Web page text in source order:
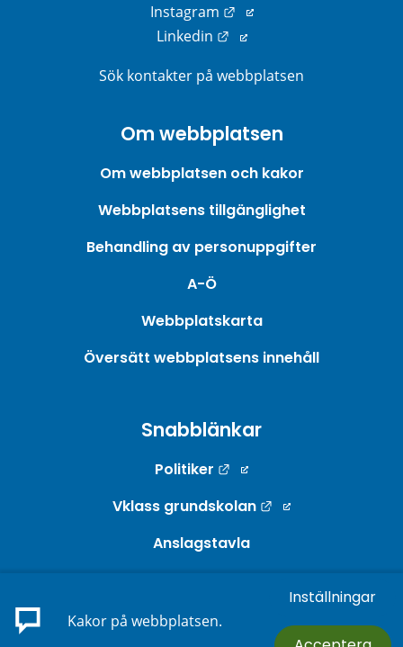
Instagram
Länk till annan
Linkedin
Länk till annan webbplats.
Sök kontakter på webbplatsen
Om webbplatsen
Om webbplatsen och kakor
Webbplatsens tillgänglighet
Behandling av personuppgifter
A-Ö
Webbplatskarta
Översätt webbplatsens innehåll
Snabblänkar
Politiker
Länk till annan
Vklass grundskolan
Länk till annan
Anslagstavla
E-tjänster
Kakor på webbplatsen.
Inställningar